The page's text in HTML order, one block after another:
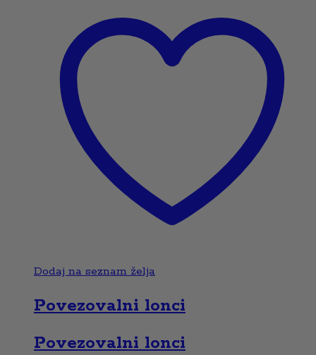
Dodaj na seznam želja
Povezovalni lonci
Povezovalni lonci